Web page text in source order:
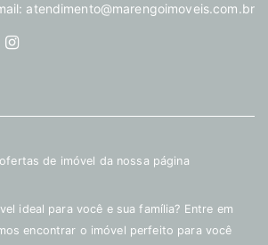
atendimento@marengoimoveis.com.br
de imóvel da nossa página
ideal para você e sua família? Entre em
encontrar o imóvel perfeito para você